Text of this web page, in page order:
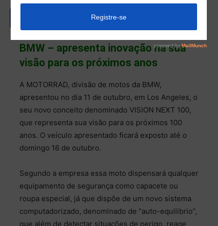
BMW – apresenta inovação na sua
visão para os próximos anos
A MOTORRAD, divisão de motos da BMW,
apresentou no dia 11 de outubro, em Los Angeles, o
seu novo conceito denominado VISION NEXT 100,
que representa sua visão para os próximos 100
anos. O veículo apresentado ficará exposto até o
domingo 16 de outubro.
Segundo a empresa essa moto dispensará qualquer
equipamento de segurança como capacete ou
roupa especial, já que dispôe de um novo sistema
computadorizado, denominado de “auto-equilibrio”,
que além de detectar situações de perigo, reage